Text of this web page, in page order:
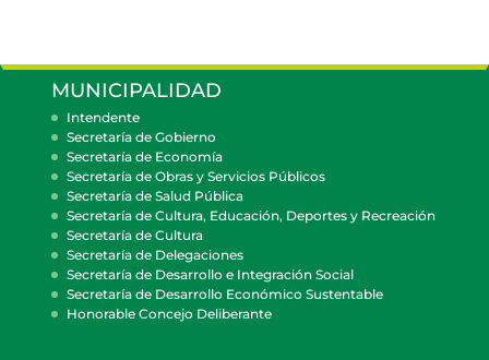
MUNICIPALIDAD
Intendente
Secretaría de Gobierno
Secretaría de Economía
Secretaría de Obras y Servicios Públicos
Secretaría de Salud Pública
Secretaría de Cultura, Educación, Deportes y Recreación
Secretaría de Cultura
Secretaría de Delegaciones
Secretaría de Desarrollo e Integración Social
Secretaría de Desarrollo Económico Sustentable
Honorable Concejo Deliberante